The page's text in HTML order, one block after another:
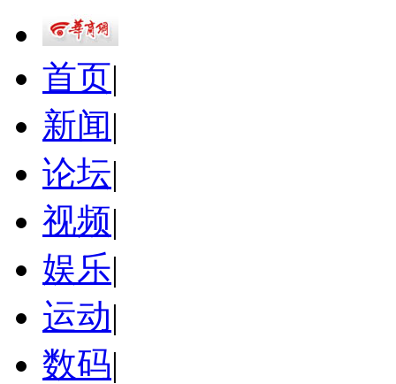
首页|
新闻|
论坛|
视频|
娱乐|
运动|
数码|